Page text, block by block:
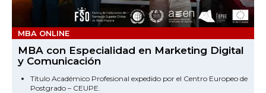
MBA ONLINE
MBA con Especialidad en Marketing Digital
y Comunicación
Título Académico Profesional expedido por el Centro Europeo de
Postgrado – CEUPE.